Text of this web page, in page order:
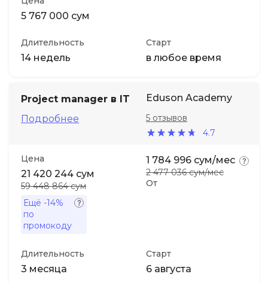
5 767 000 сум
Длительность
14 недель
Старт
в любое время
Project manager в IT
Подробнее
Eduson Academy
4.7
5 отзывов
Цена
21 420 244 сум
59 448 864 сум
Ещё -14%
по
промокоду
От
1 784 996 сум/мес
2 477 036 сум/мес
Длительность
3 месяца
Старт
6 августа